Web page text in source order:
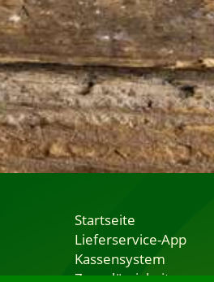
Startseite
Lieferservice-App
Kassensystem
Zuverlässigkeit